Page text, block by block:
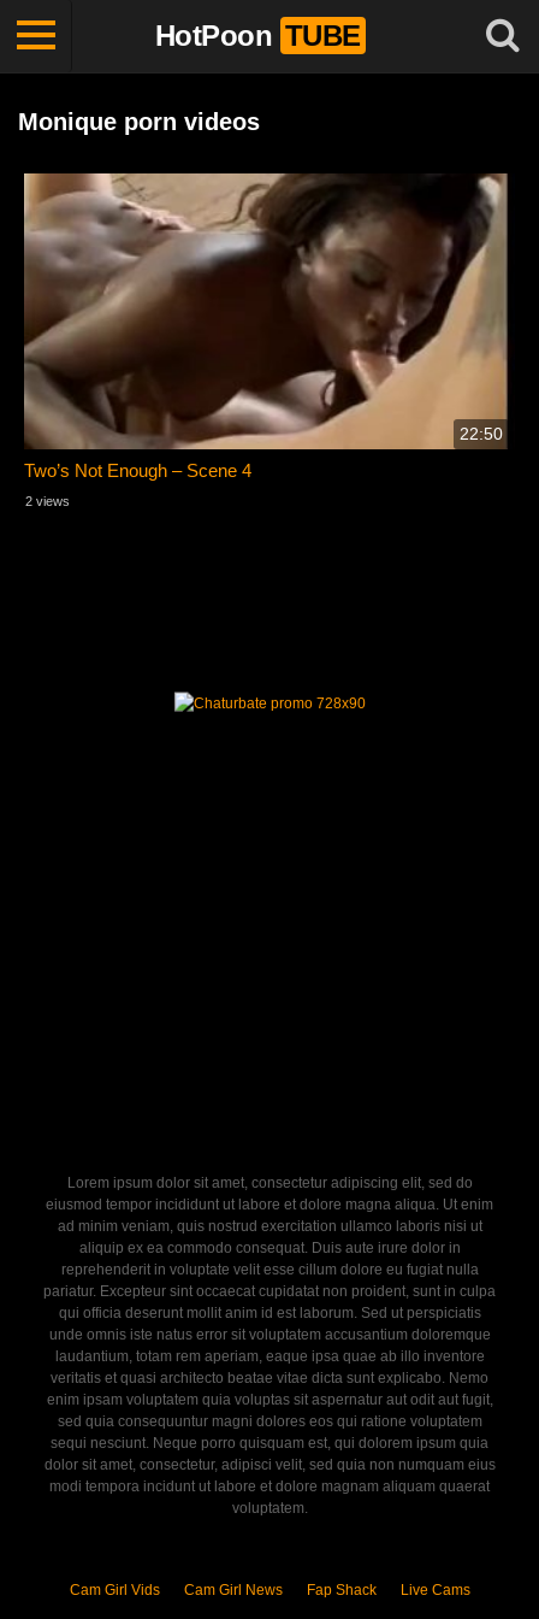
HotPoon TUBE
Monique porn videos
22:50
Two’s Not Enough – Scene 4
2 views
Lorem ipsum dolor sit amet, consectetur adipiscing elit, sed do
eiusmod tempor incididunt ut labore et dolore magna aliqua. Ut enim
ad minim veniam, quis nostrud exercitation ullamco laboris nisi ut
aliquip ex ea commodo consequat. Duis aute irure dolor in
reprehenderit in voluptate velit esse cillum dolore eu fugiat nulla
pariatur. Excepteur sint occaecat cupidatat non proident, sunt in culpa
qui officia deserunt mollit anim id est laborum. Sed ut perspiciatis
unde omnis iste natus error sit voluptatem accusantium doloremque
laudantium, totam rem aperiam, eaque ipsa quae ab illo inventore
veritatis et quasi architecto beatae vitae dicta sunt explicabo. Nemo
enim ipsam voluptatem quia voluptas sit aspernatur aut odit aut fugit,
sed quia consequuntur magni dolores eos qui ratione voluptatem
sequi nesciunt. Neque porro quisquam est, qui dolorem ipsum quia
dolor sit amet, consectetur, adipisci velit, sed quia non numquam eius
modi tempora incidunt ut labore et dolore magnam aliquam quaerat
voluptatem.
Cam Girl Vids Cam Girl News Fap Shack Live Cams